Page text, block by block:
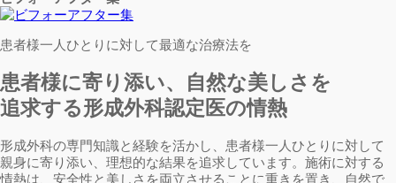
患者様一人ひとりに対して最適な治療法を
患者様に寄り添い、自然な美しさを
追求する形成外科認定医の情熱
形成外科の専門知識と経験を活かし、患者様一人ひとりに対して
親身に寄り添い、理想的な結果を追求しています。施術に対する
情熱は、安全性と美しさを両立させることに重きを置き、自然で